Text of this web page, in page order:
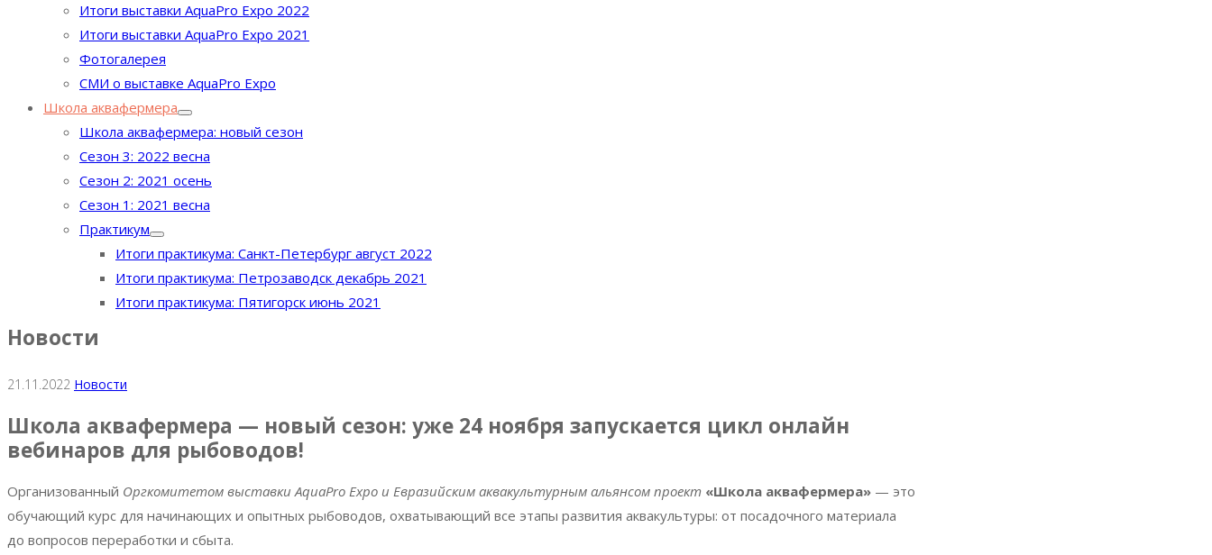
Итоги выставки AquaPro Expo 2022
Итоги выставки AquaPro Expo 2021
Фотогалерея
СМИ о выставке AquaPro Expo
Школа аквафермера
Школа аквафермера: новый сезон
Сезон 3: 2022 весна
Сезон 2: 2021 осень
Сезон 1: 2021 весна
Практикум
Итоги практикума: Санкт-Петербург август 2022
Итоги практикума: Петрозаводск декабрь 2021
Итоги практикума: Пятигорск июнь 2021
Новости
21.11.2022 Новости
Школа аквафермера — новый сезон: уже 24 ноября запускается цикл онлайн
вебинаров для рыбоводов!
Организованный Оргкомитетом выставки AquaPro Expo и Евразийским аквакультурным альянсом проект «Школа аквафермера» — это
обучающий курс для начинающих и опытных рыбоводов, охватывающий все этапы развития аквакультуры: от посадочного материала
до вопросов переработки и сбыта.